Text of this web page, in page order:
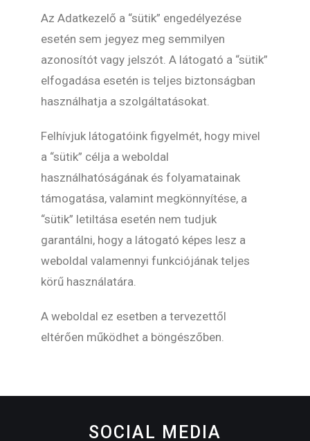
Az Adatkezelő a “sütik” engedélyezése
esetén sem jegyez meg semmilyen
azonosítót vagy jelszót. A látogató a “sütik”
elfogadása esetén is teljes biztonságban
használhatja a szolgáltatásokat.
Felhívjuk látogatóink figyelmét, hogy mivel
a “sütik” célja a weboldal
használhatóságának és folyamatainak
támogatása, valamint megkönnyítése, a
“sütik” letiltása esetén nem tudjuk
garantálni, hogy a látogató képes lesz a
weboldal valamennyi funkciójának teljes
körű használatára.
A weboldal ez esetben a tervezettől
eltérően működhet a böngészőben.
SOCIAL MEDIA